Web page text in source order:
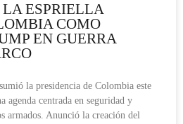
ESPRIELLA
COMO
EN GUERRA
la presidencia de Colombia este
agenda centrada en seguridad y
armados. Anunció la creación del